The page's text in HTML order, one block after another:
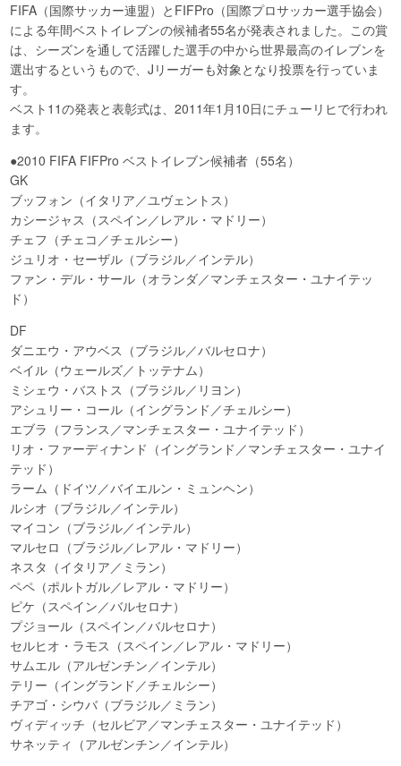
FIFA（国際サッカー連盟）とFIFPro（国際プロサッカー選手協会）
による年間ベストイレブンの候補者55名が発表されました。この賞
は、シーズンを通して活躍した選手の中から世界最高のイレブンを
選出するというもので、Jリーガーも対象となり投票を行っていま
す。
ベスト11の発表と表彰式は、2011年1月10日にチューリヒで行われ
ます。
●2010 FIFA FIFPro ベストイレブン候補者（55名）
GK
ブッフォン（イタリア／ユヴェントス）
カシージャス（スペイン／レアル・マドリー）
チェフ（チェコ／チェルシー）
ジュリオ・セーザル（ブラジル／インテル）
ファン・デル・サール（オランダ／マンチェスター・ユナイテッ
ド）
DF
ダニエウ・アウベス（ブラジル／バルセロナ）
ベイル（ウェールズ／トッテナム）
ミシェウ・バストス（ブラジル／リヨン）
アシュリー・コール（イングランド／チェルシー）
エブラ（フランス／マンチェスター・ユナイテッド）
リオ・ファーディナンド（イングランド／マンチェスター・ユナイ
テッド）
ラーム（ドイツ／バイエルン・ミュンヘン）
ルシオ（ブラジル／インテル）
マイコン（ブラジル／インテル）
マルセロ（ブラジル／レアル・マドリー）
ネスタ（イタリア／ミラン）
ペペ（ポルトガル／レアル・マドリー）
ピケ（スペイン／バルセロナ）
プジョール（スペイン／バルセロナ）
セルヒオ・ラモス（スペイン／レアル・マドリー）
サムエル（アルゼンチン／インテル）
テリー（イングランド／チェルシー）
チアゴ・シウバ（ブラジル／ミラン）
ヴィディッチ（セルビア／マンチェスター・ユナイテッド）
サネッティ（アルゼンチン／インテル）